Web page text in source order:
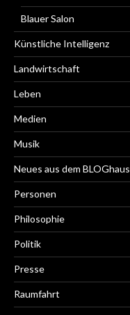
Blauer Salon
Künstliche Intelligenz
Landwirtschaft
Leben
Medien
Musik
Neues aus dem BLOGhaus
Personen
Philosophie
Politik
Presse
Raumfahrt